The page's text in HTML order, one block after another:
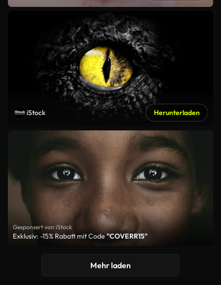
iStock Herunterladen
Gesponsert von iStock
Exklusiv: -15% Rabatt mit Code"COVERR15"
Mehr laden